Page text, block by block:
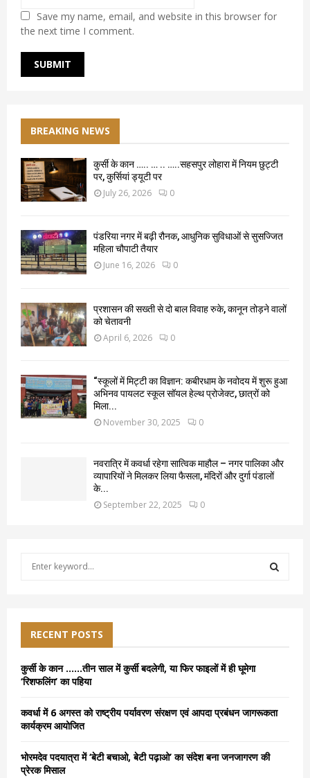
Save my name, email, and website in this browser for
the next time I comment.
BREAKING NEWS
कुर्सी के कान ….. … .. …..सहसपुर लोहारा में नियम छुट्टी
पर, कुर्सियां ड्यूटी पर
July 26, 2026 0
पंडरिया नगर में बढ़ी रौनक, आधुनिक सुविधाओं से सुसज्जित
महिला चौपाटी तैयार
June 16, 2026 0
प्रशासन की सख्ती से दो बाल विवाह रुके, कानून तोड़ने वालों
को चेतावनी
April 6, 2026 0
“स्कूलों में मिट्टी का विज्ञान: कबीरधाम के नवोदय में शुरू हुआ
अभिनव पायलट स्कूल सॉयल हेल्थ प्रोजेक्ट, छात्रों को
मिला...
November 30, 2025 0
नवरात्रि में कवर्धा रहेगा सात्विक माहौल – नगर पालिका और
व्यापारियों ने मिलकर लिया फैसला, मंदिरों और दुर्गा पंडालों
के...
September 22, 2025 0
f
o
r
RECENT POSTS
कुर्सी के कान ……तीन साल में कुर्सी बदलेगी, या फिर फाइलों में ही घूमेगा
‘रिशफलिंग’ का पहिया
कवर्धा में 6 अगस्त को राष्ट्रीय पर्यावरण संरक्षण एवं आपदा प्रबंधन जागरूकता
कार्यक्रम आयोजित
भोरमदेव पदयात्रा में ‘बेटी बचाओ, बेटी पढ़ाओ’ का संदेश बना जनजागरण की
प्रेरक मिसाल